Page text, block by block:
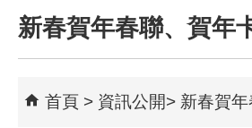
新春賀年春聯、賀年
首頁 資訊公開 新春賀